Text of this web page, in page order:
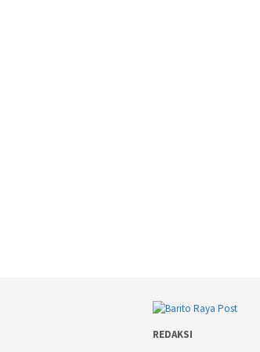
REDAKSI